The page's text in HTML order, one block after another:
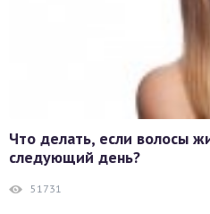
Что делать, если волосы
следующий день?
51731